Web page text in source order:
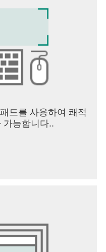
드를 사용하여 쾌적
가능합니다..